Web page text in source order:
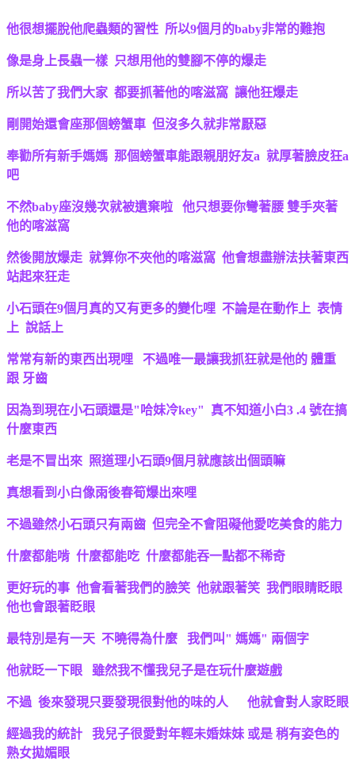
他很想擺脫他爬蟲類的習性 所以9個月的baby非常的難抱
像是身上長蟲一樣 只想用他的雙腳不停的爆走
所以苦了我們大家 都要抓著他的喀滋窩 讓他狂爆走
剛開始還會座那個螃蟹車 但沒多久就非常厭惡
奉勸所有新手媽媽 那個螃蟹車能跟親朋好友a 就厚著臉皮狂a
吧
不然baby座沒幾次就被遺棄啦 他只想要你彎著腰 雙手夾著
他的喀滋窩
然後開放爆走 就算你不夾他的喀滋窩 他會想盡辦法扶著東西
站起來狂走
小石頭在9個月真的又有更多的變化哩 不論是在動作上 表情
上 說話上
常常有新的東西出現哩 不過唯一最讓我抓狂就是他的 體重
跟 牙齒
因為到現在小石頭還是"哈妹冷key" 真不知道小白3 .4 號在搞
什麼東西
老是不冒出來 照道理小石頭9個月就應該出個頭嘛
真想看到小白像雨後春筍爆出來哩
不過雖然小石頭只有兩齒 但完全不會阻礙他愛吃美食的能力
什麼都能啃 什麼都能吃 什麼都能吞一點都不稀奇
更好玩的事 他會看著我們的臉笑 他就跟著笑 我們眼睛眨眼
他也會跟著眨眼
最特別是有一天 不曉得為什麼 我們叫" 媽媽" 兩個字
他就眨一下眼 雖然我不懂我兒子是在玩什麼遊戲
不過 後來發現只要發現很對他的味的人 他就會對人家眨眼
經過我的統計 我兒子很愛對年輕未婚妹妹 或是 稍有姿色的
熟女拋媚眼